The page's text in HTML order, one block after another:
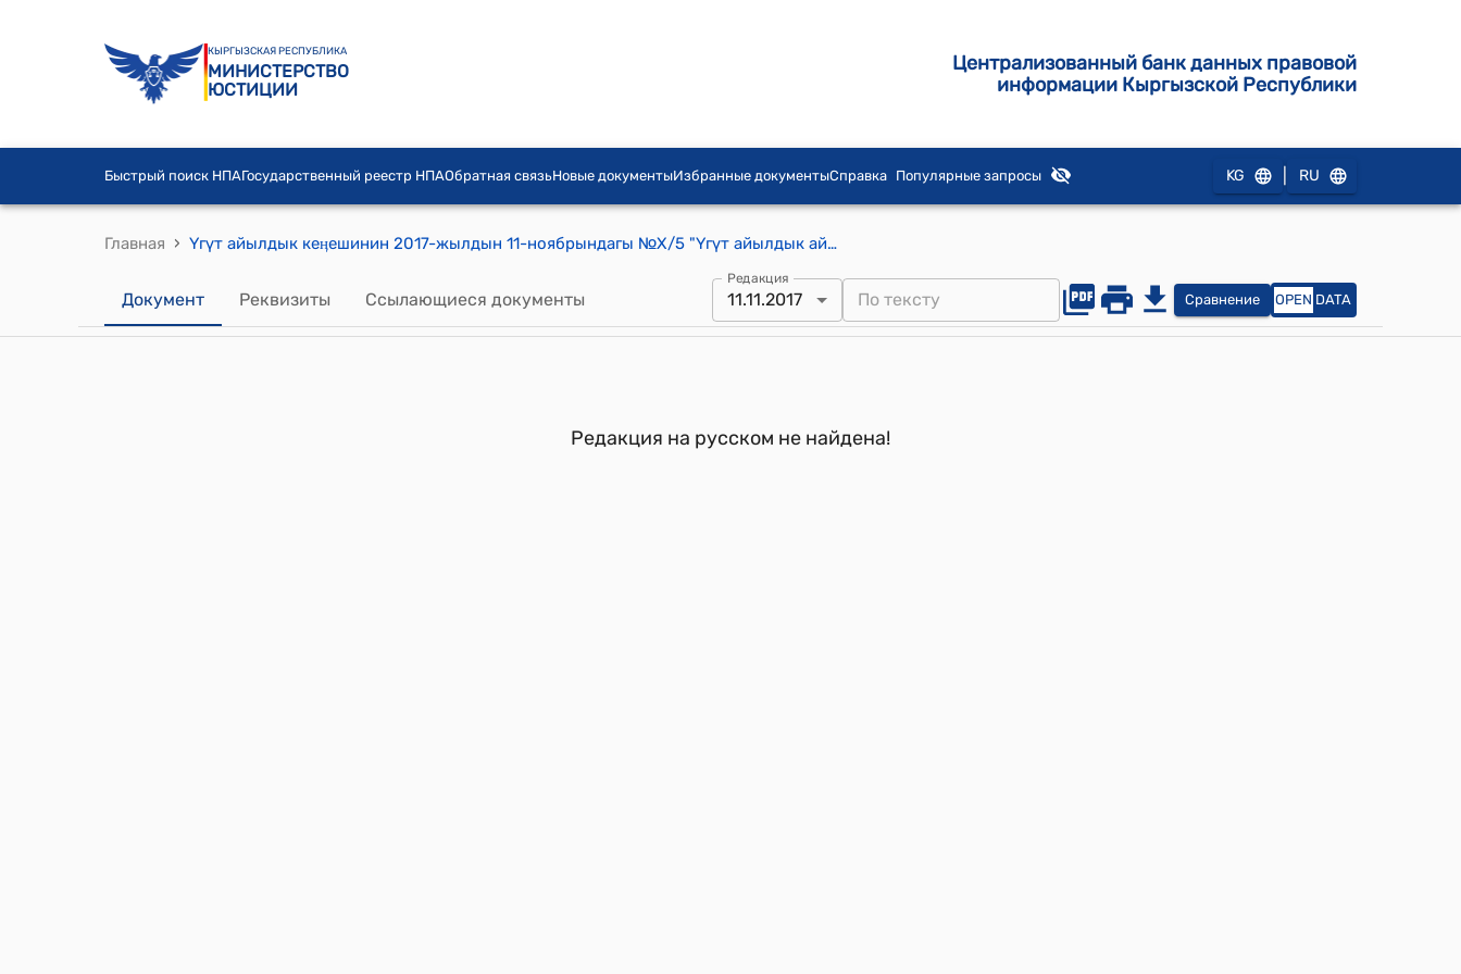
КЫРГЫЗСКАЯ РЕСПУБЛИКА
МИНИСТЕРСТВО
ЮСТИЦИИ
Централизованный банк данных правовой
информации Кыргызской Республики
Быстрый поиск НПАГосударственный реестр НПАОбратная связьНовые документыИзбранные документыСправка Популярные запросы KG RU
Главная › Үгүт айылдык кеӊешинин 2017-жылдын 11-ноябрындагы №Х/5 "Үгүт айылдык аймагынын жайыт комитетинин 2017-жылдагы аткарган ишин кароо жөнүндө" токтому
Документ Реквизиты Ссылающиеся документы
Редакция
11.11.2017 Сравнение OPEN DATA
Редакция на русском не найдена!